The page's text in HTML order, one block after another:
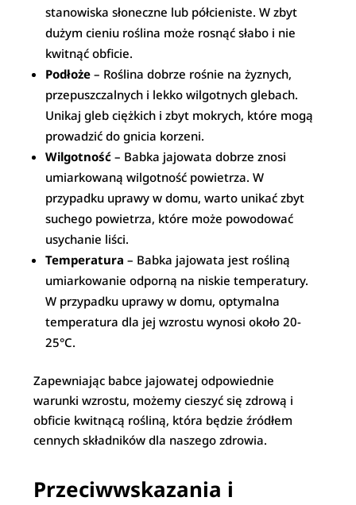
stanowiska słoneczne lub półcieniste. W zbyt
dużym cieniu roślina może rosnąć słabo i nie
kwitnąć obficie.
Podłoże – Roślina dobrze rośnie na żyznych,
przepuszczalnych i lekko wilgotnych glebach.
Unikaj gleb ciężkich i zbyt mokrych, które mogą
prowadzić do gnicia korzeni.
Wilgotność – Babka jajowata dobrze znosi
umiarkowaną wilgotność powietrza. W
przypadku uprawy w domu, warto unikać zbyt
suchego powietrza, które może powodować
usychanie liści.
Temperatura – Babka jajowata jest rośliną
umiarkowanie odporną na niskie temperatury.
W przypadku uprawy w domu, optymalna
temperatura dla jej wzrostu wynosi około 20-
25°C.
Zapewniając babce jajowatej odpowiednie
warunki wzrostu, możemy cieszyć się zdrową i
obficie kwitnącą rośliną, która będzie źródłem
cennych składników dla naszego zdrowia.
Przeciwwskazania i